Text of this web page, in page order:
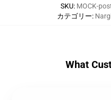
SKU: MOCK-
カテゴリー:
What